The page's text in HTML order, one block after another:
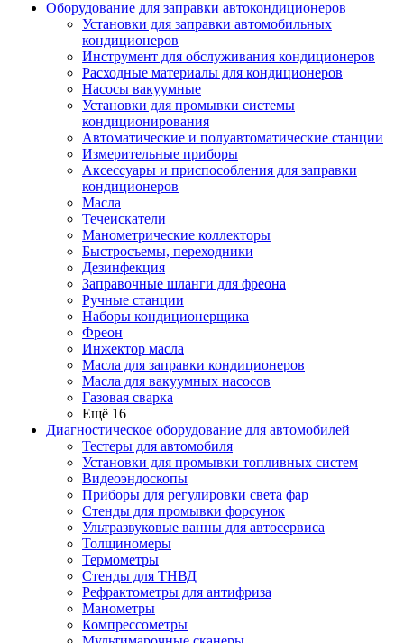
Оборудование для заправки автокондиционеров
Установки для заправки автомобильных
кондиционеров
Инструмент для обслуживания кондиционеров
Расходные материалы для кондиционеров
Насосы вакуумные
Установки для промывки системы
кондиционирования
Автоматические и полуавтоматические станции
Измерительные приборы
Аксессуары и приспособления для заправки
кондиционеров
Масла
Течеискатели
Манометрические коллекторы
Быстросъемы, переходники
Дезинфекция
Заправочные шланги для фреона
Ручные станции
Наборы кондиционерщика
Фреон
Инжектор масла
Масла для заправки кондиционеров
Масла для вакуумных насосов
Газовая сварка
Ещё 16
Диагностическое оборудование для автомобилей
Тестеры для автомобиля
Установки для промывки топливных систем
Видеоэндоскопы
Приборы для регулировки света фар
Стенды для промывки форсунок
Ультразвуковые ванны для автосервиса
Толщиномеры
Термометры
Стенды для ТНВД
Рефрактометры для антифриза
Манометры
Компрессометры